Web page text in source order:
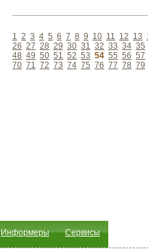
1 2 3 4 5 6 7 8 9 10 11 12 13
26 27 28 29 30 31 32 33 34 35
48 49 50 51 52 53 54 55 56 57
70 71 72 73 74 75 76 77 78 79
Информеры Сервисы